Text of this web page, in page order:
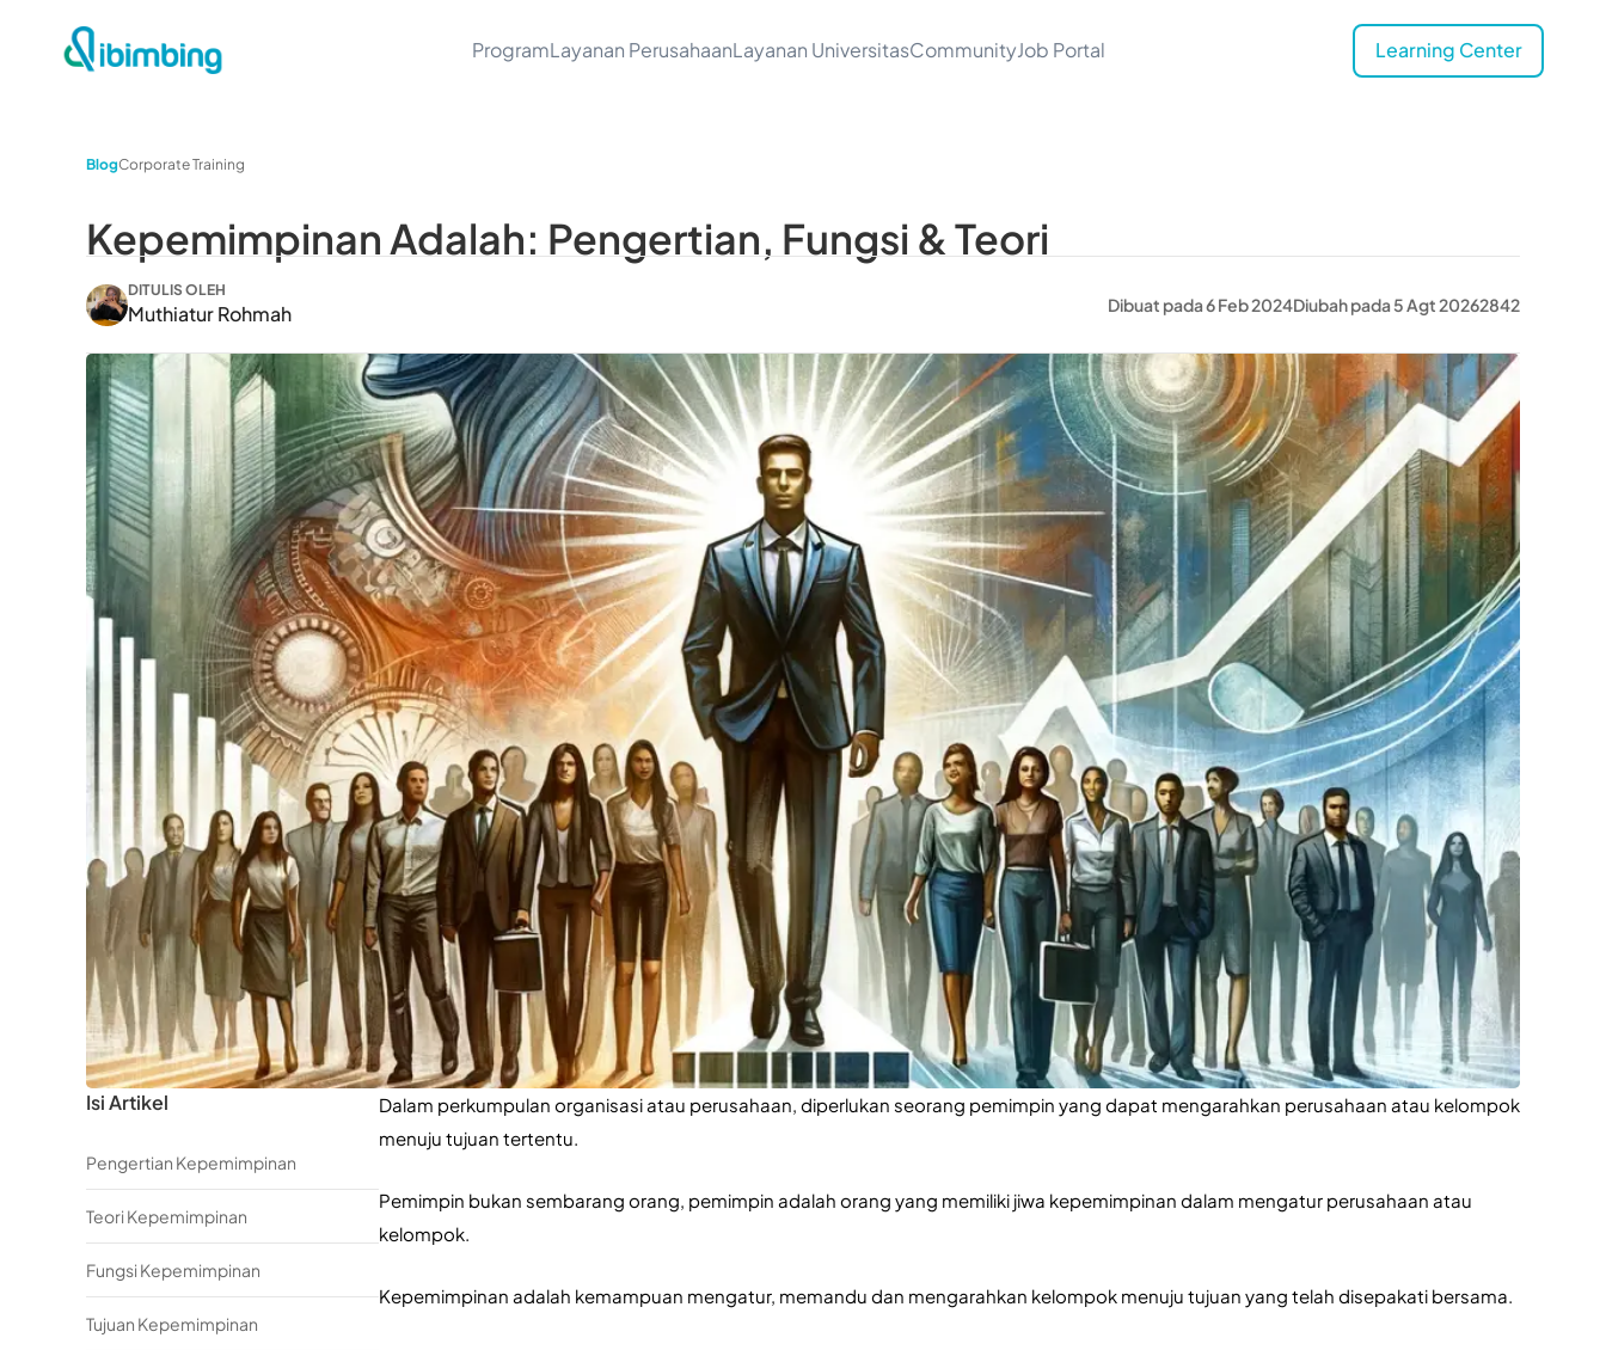
ProgramLayanan PerusahaanLayanan UniversitasCommunityJob Portal Learning Center
BlogCorporate Training
Kepemimpinan Adalah: Pengertian, Fungsi & Teori
DITULIS OLEH
Muthiatur Rohmah Dibuat pada 6 Feb 2024Diubah pada 5 Agt 20262842
Isi Artikel
Pengertian Kepemimpinan
Teori Kepemimpinan
Fungsi Kepemimpinan
Tujuan Kepemimpinan
Dalam perkumpulan organisasi atau perusahaan, diperlukan seorang pemimpin yang dapat mengarahkan perusahaan atau kelompok
menuju tujuan tertentu.
Pemimpin bukan sembarang orang, pemimpin adalah orang yang memiliki jiwa kepemimpinan dalam mengatur perusahaan atau
kelompok.
Kepemimpinan adalah kemampuan mengatur, memandu dan mengarahkan kelompok menuju tujuan yang telah disepakati bersama.